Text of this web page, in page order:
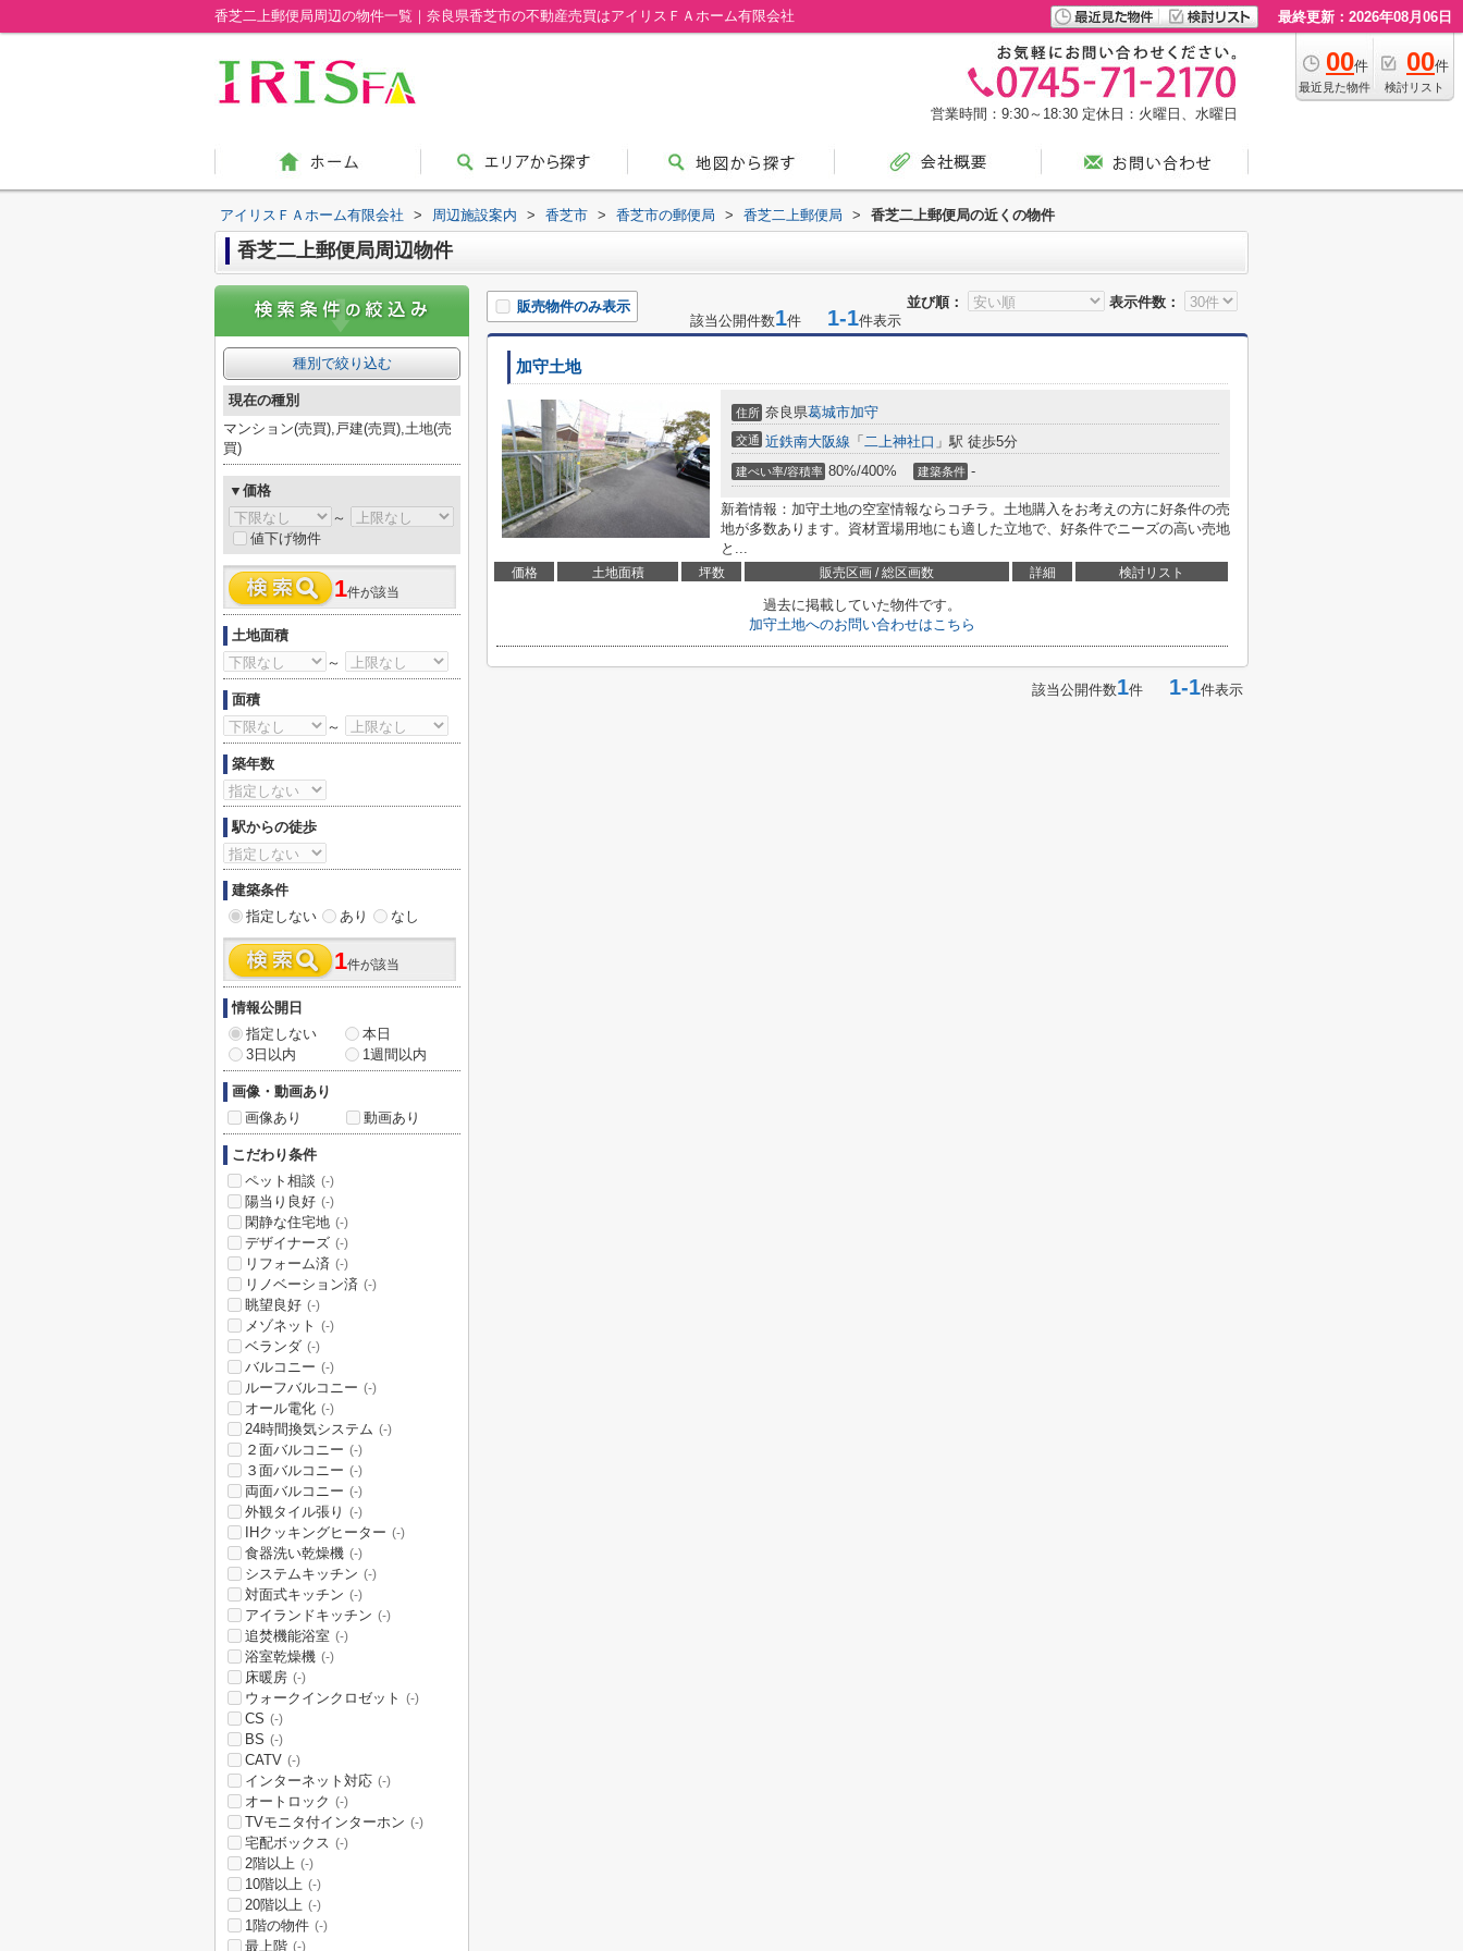
香芝二上郵便局周辺の物件一覧｜奈良県香芝市の不動産売買はアイリスＦＡホーム有限会社 最終更新：2026年08月06日
00件
最近見た物件
00件
検討リスト
営業時間：9:30～18:30 定休日：火曜日、水曜日
アイリスＦＡホーム有限会社 > 周辺施設案内 > 香芝市 > 香芝市の郵便局 > 香芝二上郵便局 > 香芝二上郵便局の近くの物件
香芝二上郵便局周辺物件
並び順： 表示件数：
販売物件のみ表示
該当公開件数1件 1-1件表示
加守土地
住所 奈良県葛城市加守
交通 近鉄南大阪線 「 二上神社口 」駅 徒歩5分
建ぺい率/容積率 80%/400% 建築条件 -
新着情報：加守土地の空室情報ならコチラ。土地購入をお考えの方に好条件の売
地が多数あります。資材置場用地にも適した立地で、好条件でニーズの高い売地
と...
価格 土地面積 坪数 販売区画 / 総区画数 詳細 検討リスト
過去に掲載していた物件です。
加守土地へのお問い合わせはこちら
該当公開件数1件 1-1件表示
種別で絞り込む
現在の種別
マンション(売買),戸建(売買),土地(売
買)
▼価格
～
値下げ物件
1件が該当
土地面積
～
面積
～
築年数
駅からの徒歩
建築条件
指定しない
あり なし
1件が該当
情報公開日
指定しない
本日
3日以内
1週間以内
画像・動画あり
画像あり
動画あり
こだわり条件
ペット相談 (-)
陽当り良好 (-)
閑静な住宅地 (-)
デザイナーズ (-)
リフォーム済 (-)
リノベーション済 (-)
眺望良好 (-)
メゾネット (-)
ベランダ (-)
バルコニー (-)
ルーフバルコニー (-)
オール電化 (-)
24時間換気システム (-)
２面バルコニー (-)
３面バルコニー (-)
両面バルコニー (-)
外観タイル張り (-)
IHクッキングヒーター (-)
食器洗い乾燥機 (-)
システムキッチン (-)
対面式キッチン (-)
アイランドキッチン (-)
追焚機能浴室 (-)
浴室乾燥機 (-)
床暖房 (-)
ウォークインクロゼット (-)
CS (-)
BS (-)
CATV (-)
インターネット対応 (-)
オートロック (-)
TVモニタ付インターホン (-)
宅配ボックス (-)
2階以上 (-)
10階以上 (-)
20階以上 (-)
1階の物件 (-)
最上階 (-)